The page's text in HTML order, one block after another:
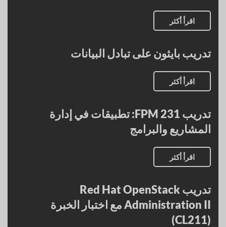
اقرأ أكثر
تدريب بايثون على تبادل البيانات
اقرأ أكثر
تدريب FPM 231: تطبيقات في إدارة
المشاريع والبرامج
اقرأ أكثر
تدريب Red Hat OpenStack
Administration II مع اختبار الخبرة
(CL211)